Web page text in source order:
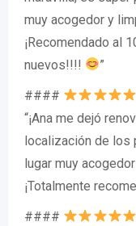
muy acogedor y
¡Recomendado al
nuevos!!!!
”
####
“¡Ana me dejó
localización de los
lugar muy
¡Totalmente
####